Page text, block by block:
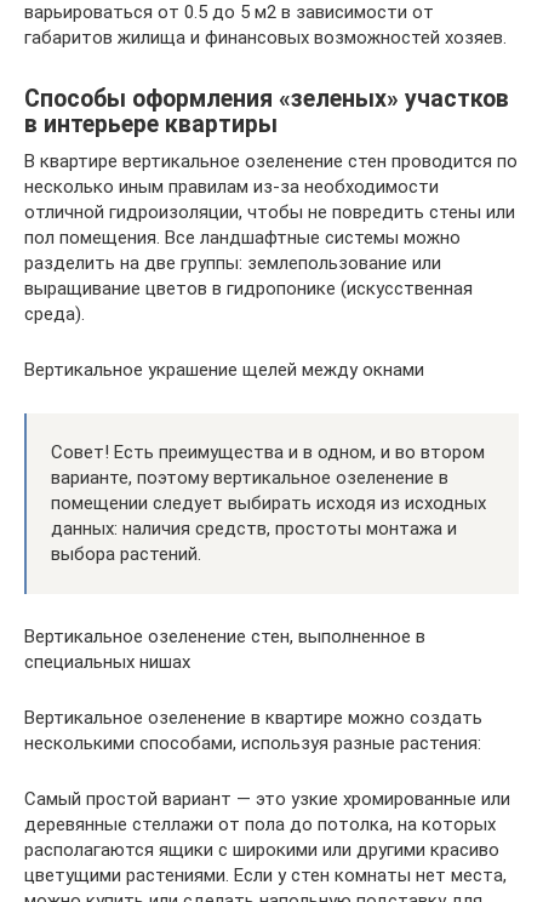
варьироваться от 0.5 до 5 м2 в зависимости от
габаритов жилища и финансовых возможностей хозяев.
Способы оформления «зеленых» участков
в интерьере квартиры
В квартире вертикальное озеленение стен проводится по
несколько иным правилам из-за необходимости
отличной гидроизоляции, чтобы не повредить стены или
пол помещения. Все ландшафтные системы можно
разделить на две группы: землепользование или
выращивание цветов в гидропонике (искусственная
среда).
Вертикальное украшение щелей между окнами
Совет! Есть преимущества и в одном, и во втором
варианте, поэтому вертикальное озеленение в
помещении следует выбирать исходя из исходных
данных: наличия средств, простоты монтажа и
выбора растений.
Вертикальное озеленение стен, выполненное в
специальных нишах
Вертикальное озеленение в квартире можно создать
несколькими способами, используя разные растения:
Самый простой вариант — это узкие хромированные или
деревянные стеллажи от пола до потолка, на которых
располагаются ящики с широкими или другими красиво
цветущими растениями. Если у стен комнаты нет места,